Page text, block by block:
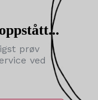
prøv
ved